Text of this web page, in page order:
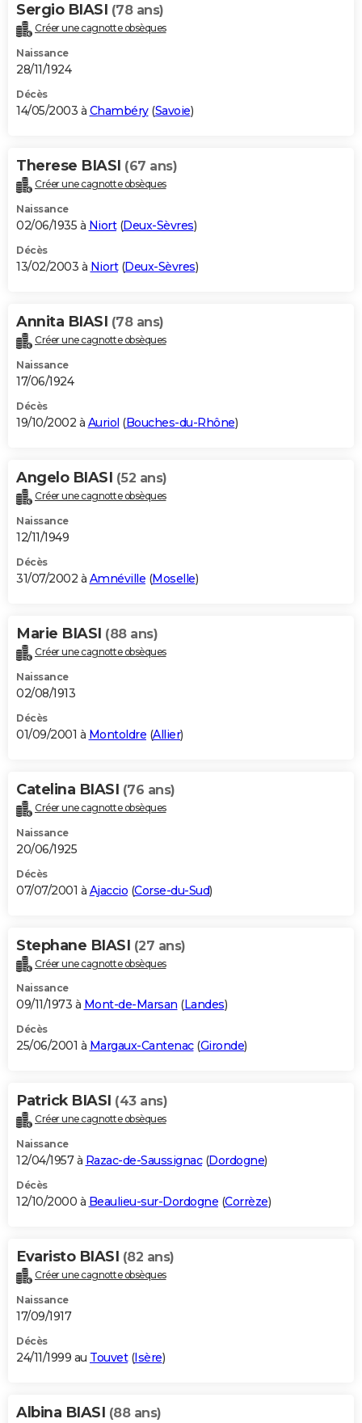
Sergio BIASI (78 ans)
Créer une cagnotte obsèques
Naissance
28/11/1924
Décès
14/05/2003 à Chambéry(Savoie)
Therese BIASI (67 ans)
Créer une cagnotte obsèques
Naissance
02/06/1935 à Niort(Deux-Sèvres)
Décès
13/02/2003 à Niort(Deux-Sèvres)
Annita BIASI (78 ans)
Créer une cagnotte obsèques
Naissance
17/06/1924
Décès
19/10/2002 à Auriol (Bouches-du-Rhône)
Angelo BIASI (52 ans)
Créer une cagnotte obsèques
Naissance
12/11/1949
Décès
31/07/2002 à Amnéville (Moselle)
Marie BIASI (88 ans)
Créer une cagnotte obsèques
Naissance
02/08/1913
Décès
01/09/2001 à Montoldre (Allier)
Catelina BIASI (76 ans)
Créer une cagnotte obsèques
Naissance
20/06/1925
Décès
07/07/2001 à Ajaccio (Corse-du-Sud)
Stephane BIASI (27 ans)
Créer une cagnotte obsèques
Naissance
09/11/1973 à Mont-de-Marsan (Landes)
Décès
25/06/2001 à Margaux-Cantenac(Gironde)
Patrick BIASI (43 ans)
Créer une cagnotte obsèques
Naissance
12/04/1957 à Razac-de-Saussignac(Dordogne)
Décès
12/10/2000 à Beaulieu-sur-Dordogne (Corrèze)
Evaristo BIASI (82 ans)
Créer une cagnotte obsèques
Naissance
17/09/1917
Décès
24/11/1999 au Touvet(Isère)
Albina BIASI (88 ans)